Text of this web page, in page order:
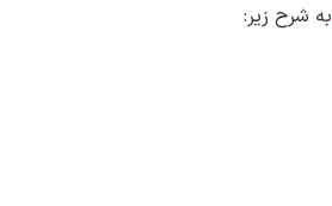
به شرح زیر: